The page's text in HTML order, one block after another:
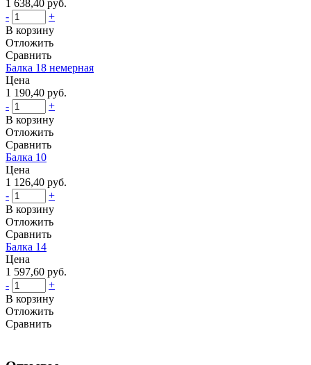
1 638,40 руб.
-
+
В корзину
Отложить
Сравнить
Балка 18 немерная
Цена
1 190,40 руб.
-
+
В корзину
Отложить
Сравнить
Балка 10
Цена
1 126,40 руб.
-
+
В корзину
Отложить
Сравнить
Балка 14
Цена
1 597,60 руб.
-
+
В корзину
Отложить
Сравнить